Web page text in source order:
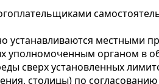
устанавливаются местными
уполномоченным органом в
сверх установленных
столицы) по